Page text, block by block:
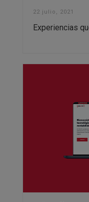
22 julio, 2021
Experiencias